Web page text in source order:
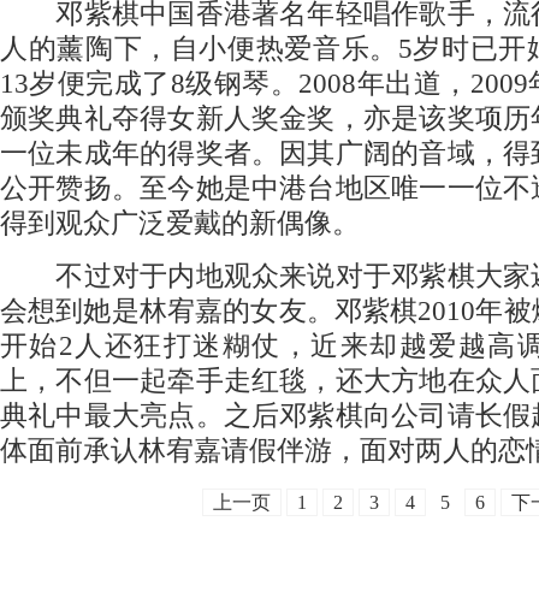
邓紫棋中国香港著名年轻唱作歌手，流
人的薰陶下，自小便热爱音乐。5岁时已
13岁便完成了8级钢琴。2008年出道，
颁奖典礼夺得女新人奖金奖，亦是该奖项
一位未成年的得奖者。因其广阔的音域，
公开赞扬。至今她是中港台地区唯一一位
得到观众广泛爱戴的新偶像。
不过对于内地观众来说对于邓紫棋大家
会想到她是林宥嘉的女友。邓紫棋2010年
开始2人还狂打迷糊仗，近来却越爱越高
上，不但一起牵手走红毯，还大方地在众
典礼中最大亮点。之后邓紫棋向公司请长
体面前承认林宥嘉请假伴游，面对两人的恋
上一页 1 2 3 4 5 6 下